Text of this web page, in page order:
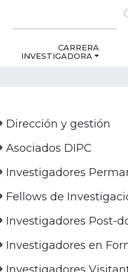
CARRERA
INVESTIGADORA
Dirección y gestión
Asociados DIPC
Investigadores
Fellows de
Investigadores Post-
Investigadores en